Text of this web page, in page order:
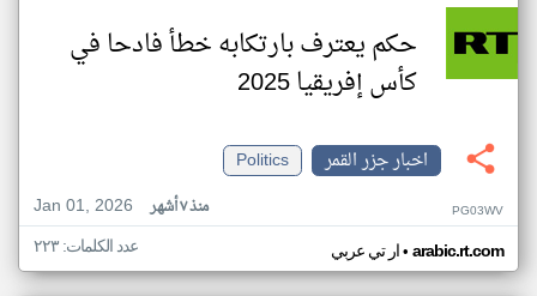
حكم يعترف بارتكابه خطأ فادحا في
كأس إفريقيا 2025
اخبار جزر القمر
Politics
Jan 01, 2026
منذ ٧ أشهر PG03WV
ار تي عربي• arabic.rt.com عدد الكلمات: ٢٢٣